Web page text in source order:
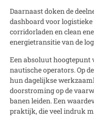
Daarnaast doken de
dashboard voor
corridorladen en clean
energietransitie van de
Een absoluut hoogtepunt
nautische operators. Op
hun dagelijkse
doorstroming op de
banen leiden. Een
praktijk, die veel indruk